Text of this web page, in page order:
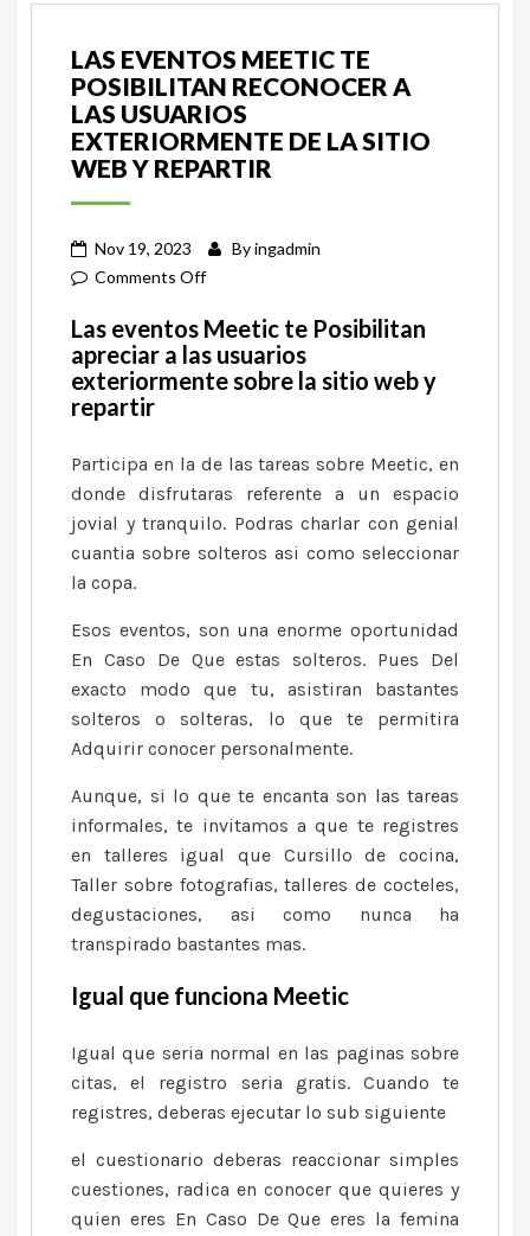
LAS EVENTOS MEETIC TE
POSIBILITAN RECONOCER A
LAS USUARIOS
EXTERIORMENTE DE LA SITIO
WEB Y REPARTIR
Nov 19, 2023 Byingadmin
Comments Offon
eventos
Meetic
te
a
las
usuarios
exteriormente
y
repartir
Las eventos Meetic te Posibilitan
apreciar a las usuarios
exteriormente sobre la sitio web y
repartir
Participa en la de las tareas sobre Meetic, en
donde disfrutaras referente a un espacio
jovial y tranquilo. Podras charlar con genial
cuanti­a sobre solteros asi como seleccionar
la copa.
Esos eventos, son una enorme oportunidad
En Caso De Que estas solteros. Pues Del
exacto modo que tu, asistiran bastantes
solteros o solteras, lo que te permitira
Adquirir conocer personalmente.
Aunque, si lo que te encanta son las tareas
informales, te invitamos a que te registres
en talleres igual que Cursillo de cocina,
Taller sobre fotografias, talleres de cocteles,
degustaciones, asi­ como nunca ha
transpirado bastantes mas.
Igual que funciona Meetic
Igual que seria normal en las paginas sobre
citas, el registro seri­a gratis. Cuando te
registres, deberas ejecutar lo sub siguiente
el cuestionario deberas reaccionar simples
cuestiones, radica en conocer que quieres y
quien eres En Caso De Que eres la femina